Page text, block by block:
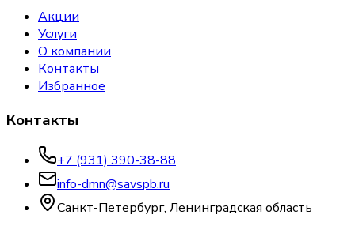
Акции
Услуги
О компании
Контакты
Избранное
Контакты
+7 (931) 390-38-88
info-dmn@savspb.ru
Санкт-Петербург, Ленинградская область